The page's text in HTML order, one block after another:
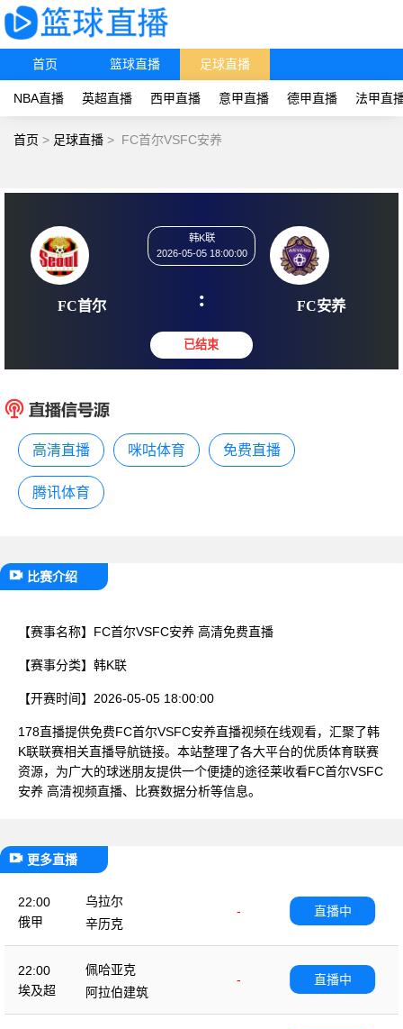
首页 篮球直播 足球直播
NBA直播 英超直播 西甲直播 意甲直播 德甲直播 法甲直
首页 > 足球直播 > FC首尔VSFC安养
FC首尔
2026-05-05 18:00:00
: FC
高清直播 咪咕体育 免费直播
腾讯体育
比赛介绍
【赛事名称】 FC首尔VSFC安养 高清免费直播
【赛事分类】 韩K联
【开赛时间】 2026-05-05 18:00:00
178直播提供免费FC首尔VSFC安养直播视频在线观看，汇聚了韩
K联联赛相关直播导航链接。本站整理了各大平台的优质体育联赛
资源，为广大的球迷朋友提供一个便捷的途径莱收看FC首尔VSFC
安养 高清视频直播、比赛数据分析等信息。
更多直播
22:00
俄甲
乌拉尔
-
辛历克
直播中
22:00
埃及超
佩哈亚克
-
阿拉伯建筑
直播中